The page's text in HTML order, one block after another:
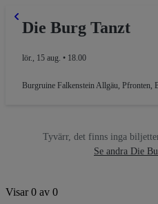
Die Burg Tanzt
lör., 15 aug. • 18.00
Burgruine Falkenstein Allgäu, Pfronten,
Tyvärr, det finns inga
Se andra Die
Visar 0 av 0